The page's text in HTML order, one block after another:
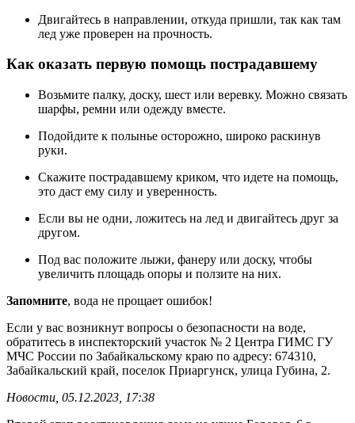
Двигайтесь в направлении, откуда пришли, так как там
лед уже проверен на прочность.
Как оказать первую помощь пострадавшему
Возьмите палку, доску, шест или веревку. Можно связать
шарфы, ремни или одежду вместе.
Подойдите к полынье осторожно, широко раскинув
руки.
Скажите пострадавшему криком, что идете на помощь,
это даст ему силу и уверенность.
Если вы не одни, ложитесь на лед и двигайтесь друг за
другом.
Под вас положите лыжи, фанеру или доску, чтобы
увеличить площадь опоры и ползите на них.
Запомните, вода не прощает ошибок!
Если у вас возникнут вопросы о безопасности на воде,
обратитесь в инспекторский участок № 2 Центра ГИМС ГУ
МЧС России по Забайкальскому краю по адресу: 674310,
Забайкальский край, поселок Приаргунск, улица Губина, 2.
Новости, 05.12.2023, 17:38